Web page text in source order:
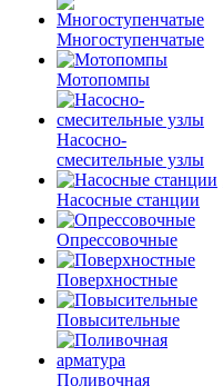
Многоступенчатые
Мотопомпы
Насосно-
смесительные узлы
Насосные станции
Опрессовочные
Поверхностные
Повысительные
Поливочная